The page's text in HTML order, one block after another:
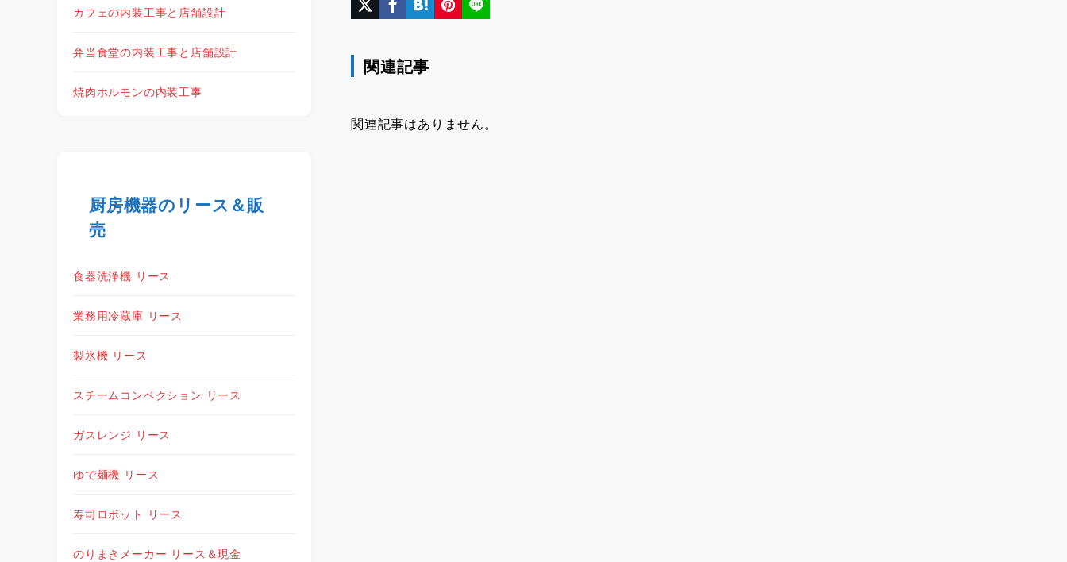
関連記事
関連記事はありません。
カフェの内装工事と店舗設計
弁当食堂の内装工事と店舗設計
焼肉ホルモンの内装工事
厨房機器のリース＆販
売
食器洗浄機 リース
業務用冷蔵庫 リース
製氷機 リース
スチームコンベクション リース
ガスレンジ リース
ゆで麺機 リース
寿司ロボット リース
のりまきメーカー リース＆現金